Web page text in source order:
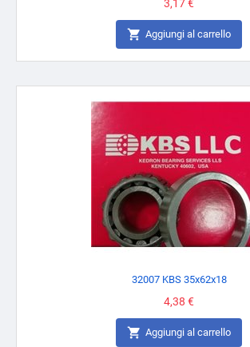
Prezzo
3,17 €
 Aggiungi al carrello
32007 KBS 35x62x18
Prezzo
4,38 €
 Aggiungi al carrello